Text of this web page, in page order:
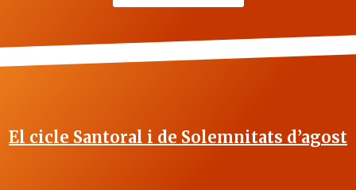
El cicle Santoral i de Solemnitats d’agost